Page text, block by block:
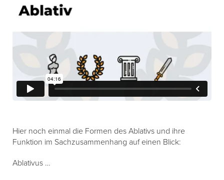
Hier noch einmal die Formen des Ablativs und ihre
Funktion im Sachzusammenhang auf einen Blick:
Ablativus …